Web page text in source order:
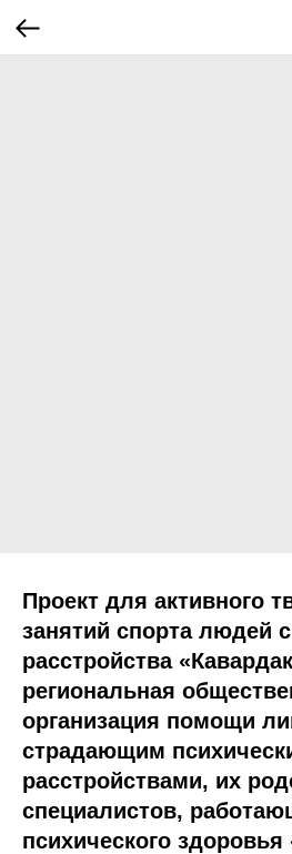
Проект для активного
занятий спорта людей
расстройства
региональная
организация помощи
страдающим
расстройствами, их
специалистов,
психического